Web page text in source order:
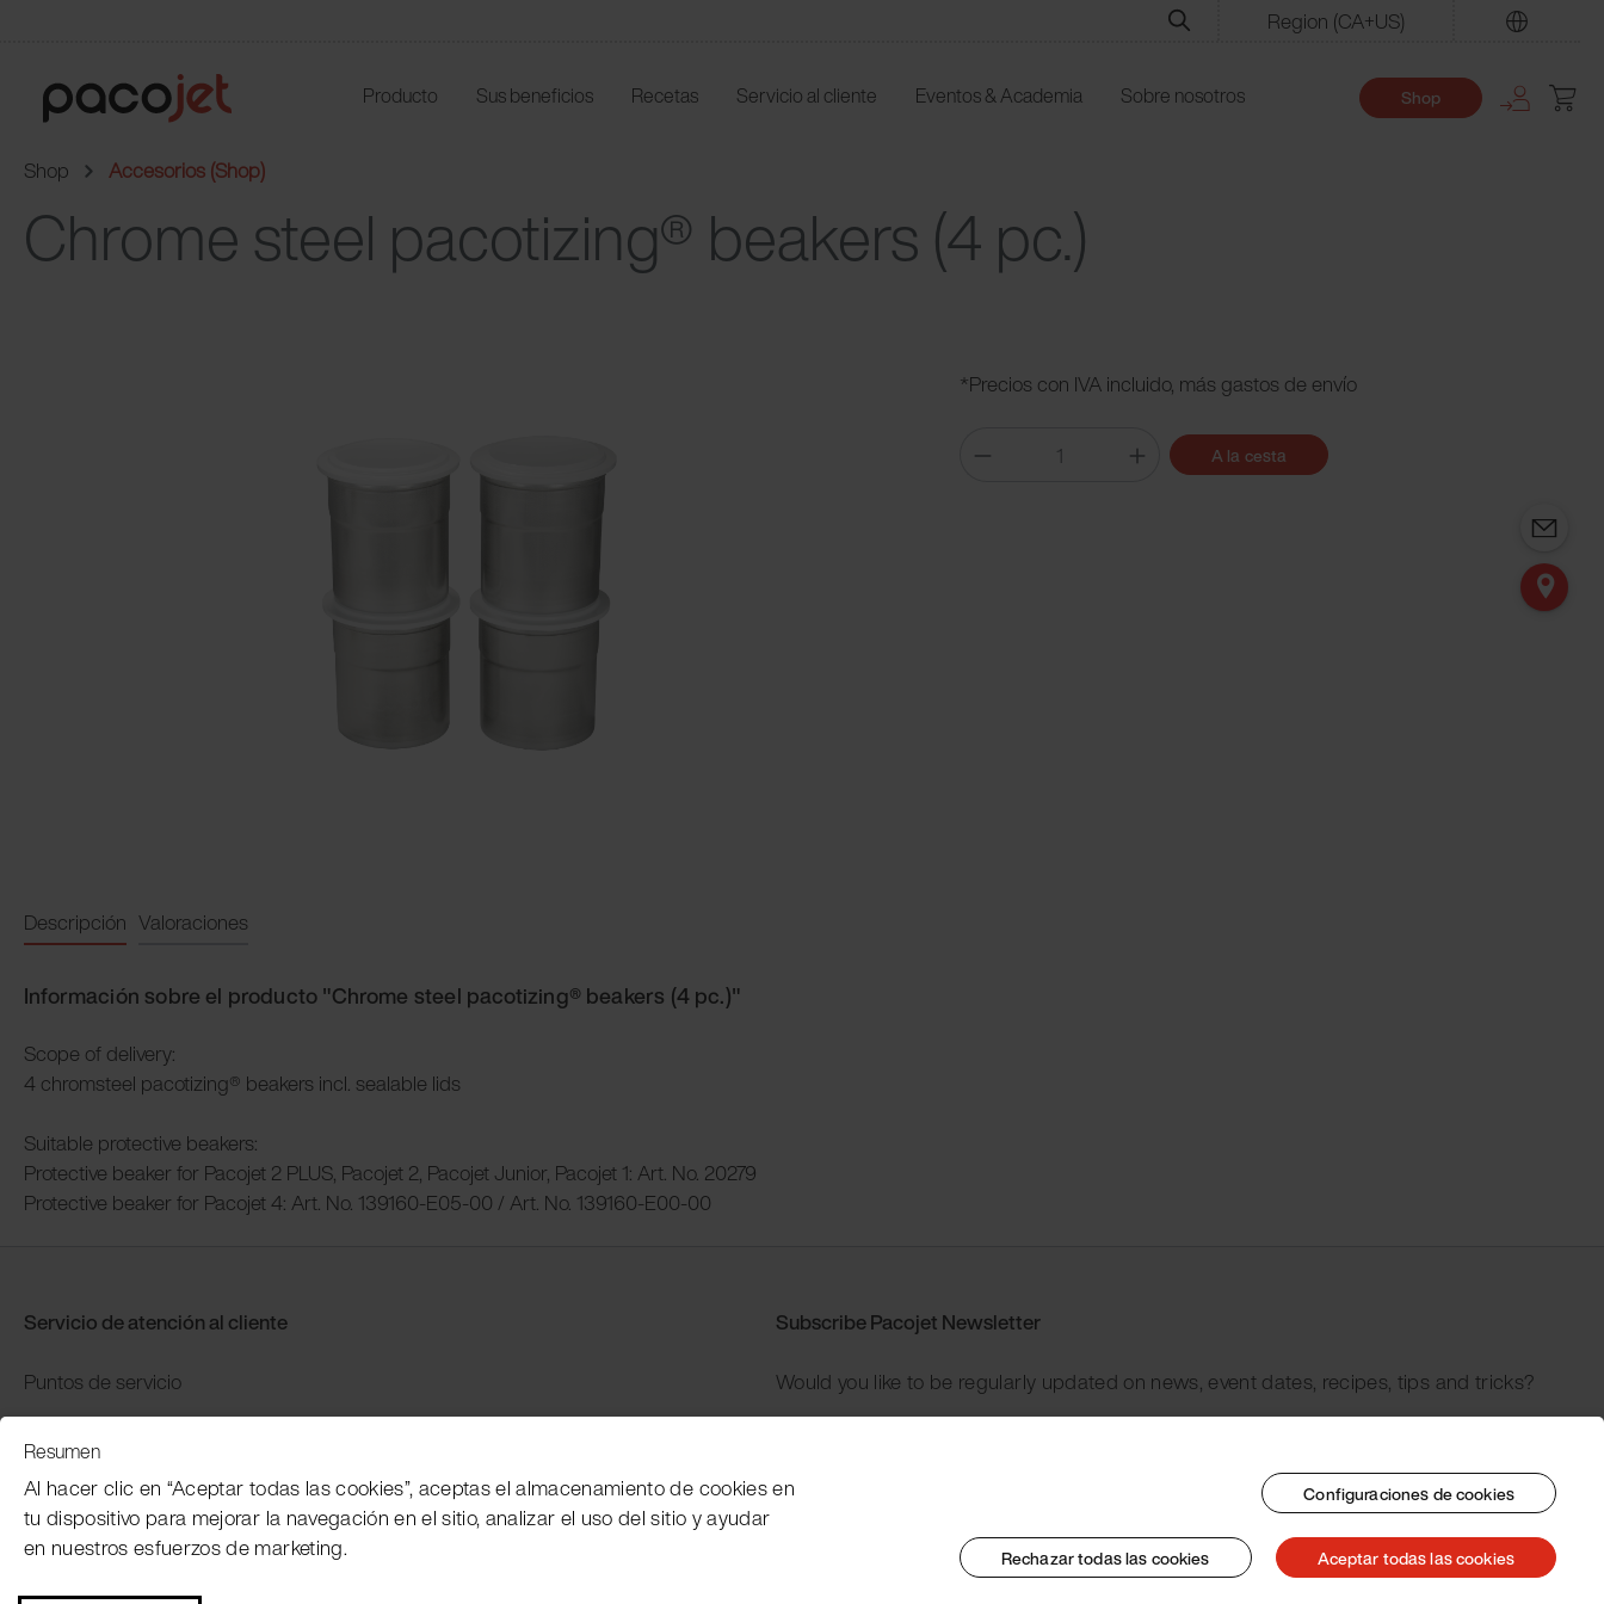
Region (CA+US)
Producto Sus beneficios Recetas Servicio al cliente Eventos & Academia Sobre nosotros Shop
Shop Accesorios (Shop)
Chrome steel pacotizing® beakers (4 pc.)
*Precios con IVA incluido, más gastos de envío
A la cesta
Descripción Valoraciones
Información sobre el producto "Chrome steel pacotizing® beakers (4 pc.)"
Scope of delivery:
4 chromsteel pacotizing® beakers incl. sealable lids
Suitable protective beakers:
Protective beaker for Pacojet 2 PLUS, Pacojet 2, Pacojet Junior, Pacojet 1: Art. No. 20279
Protective beaker for Pacojet 4: Art. No. 139160-E05-00 / Art. No. 139160-E00-00
Servicio de atención al cliente
Puntos de servicio
Distributors
Garantía y devolución
Pago y envío
Subscribe Pacojet Newsletter
Would you like to be regularly updated on news, event dates, recipes, tips and tricks?
Resumen
Al hacer clic en “Aceptar todas las cookies”, aceptas el almacenamiento de cookies en
tu dispositivo para mejorar la navegación en el sitio, analizar el uso del sitio y ayudar
en nuestros esfuerzos de marketing.
Configuraciones de cookies
Rechazar todas las cookies Aceptar todas las cookies